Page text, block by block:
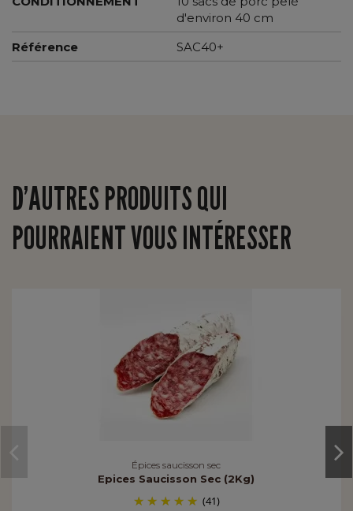
d'environ 40 cm
Référence
SAC40+
D’AUTRES PRODUITS QUI
POURRAIENT VOUS INTÉRESSER
Épices saucisson sec
Epices Saucisson Sec (2Kg)
(41)